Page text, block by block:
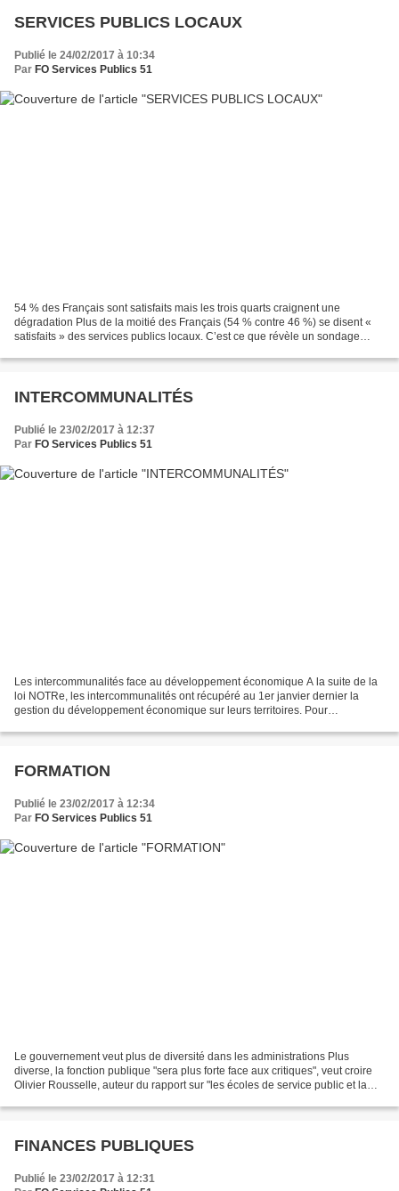
SERVICES PUBLICS LOCAUX
Publié le 24/02/2017 à 10:34
Par FO Services Publics 51
54 % des Français sont satisfaits mais les trois quarts craignent une
dégradation Plus de la moitié des Français (54 % contre 46 %) se disent «
satisfaits » des services publics locaux. C’est ce que révèle un sondage
INTERCOMMUNALITÉS
Publié le 23/02/2017 à 12:37
Par FO Services Publics 51
Les intercommunalités face au développement économique A la suite de la
loi NOTRe, les intercommunalités ont récupéré au 1er janvier dernier la
gestion du développement économique sur leurs territoires. Pour
FORMATION
Publié le 23/02/2017 à 12:34
Par FO Services Publics 51
Le gouvernement veut plus de diversité dans les administrations Plus
diverse, la fonction publique "sera plus forte face aux critiques", veut croire
Olivier Rousselle, auteur du rapport sur "les écoles de service public et la
FINANCES PUBLIQUES
Publié le 23/02/2017 à 12:31